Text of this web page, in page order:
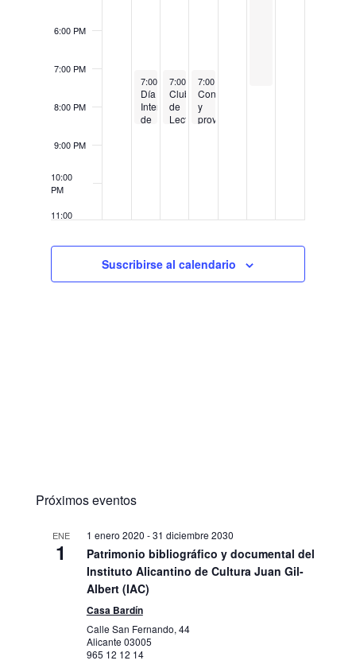
6:00 PM
7:00 PM
8:00 PM
9:00 PM
10:00
PM
11:00
December 3, 2024
7:00 PM-8:30 PM
Día
Internacional
de
December 4, 2024
7:00 PM-8:30 PM
Club
de
Lectura:
December 5, 2024
7:00 PM
Conferencia
y
proyección:
arte”,
el
ventrílocuo
Francisco
Sanz
Suscribirse al calendario
Próximos eventos
ENE
1
1 enero 2020 -31 diciembre 2030
Patrimonio bibliográfico y documental del
Instituto Alicantino de Cultura Juan Gil-
Albert (IAC)
Casa Bardín
Calle San Fernando, 44
Alicante 03005
965 12 12 14